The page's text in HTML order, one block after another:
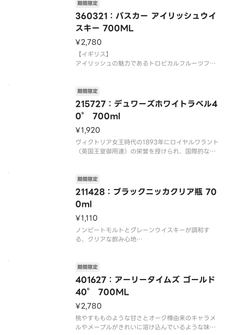
未満の方は購入できません。
※6缶パックのご用意はございません。6缶単位
360321：バスカー アイリッシュウイ
スキー 700ML
期間限定
¥2,780
【イギリス】
アイリッシュの魅力であるトロピカルフルーツフレ
215727：デュワーズホワイトラベル4
0° 700ml
期間限定
¥1,920
ヴィクトリア女王時代の1893年にロイヤルワラント
（英国王室御用達）の栄誉を授けられ、国際的なコ
コッチウイスキー。
【これはお酒です】
※20歳未満の方は購
211428：ブラックニッカクリア瓶 70
0ml
期間限定
¥1,110
ノンピートモルトとグレーンウイスキーが調和す
る、クリアな飲み心地
でも楽しめる、カジュアルなブレンデッドウイスキ
ーです。
【これはお酒です】※20歳未満の方は購入でき
401627：アーリータイムズ ゴールド
40° 700ML
期間限定
¥2,780
桃やすもものような甘さとオーク樽由来のキャラメ
ルやメープルがきれいに溶け込んでいるような味わ